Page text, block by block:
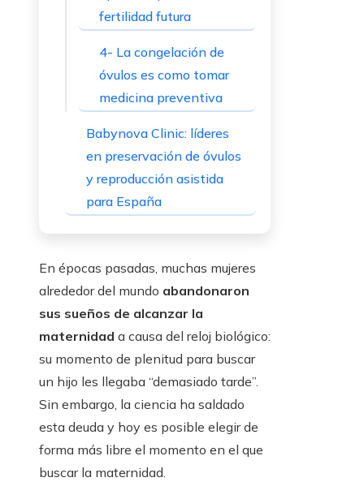
fertilidad futura
4- La congelación de
óvulos es como tomar
medicina preventiva
Babynova Clinic: líderes
en preservación de óvulos
y reproducción asistida
para España
En épocas pasadas, muchas mujeres
alrededor del mundo abandonaron
sus sueños de alcanzar la
maternidad a causa del reloj biológico:
su momento de plenitud para buscar
un hijo les llegaba “demasiado tarde”.
Sin embargo, la ciencia ha saldado
esta deuda y hoy es posible elegir de
forma más libre el momento en el que
buscar la maternidad.